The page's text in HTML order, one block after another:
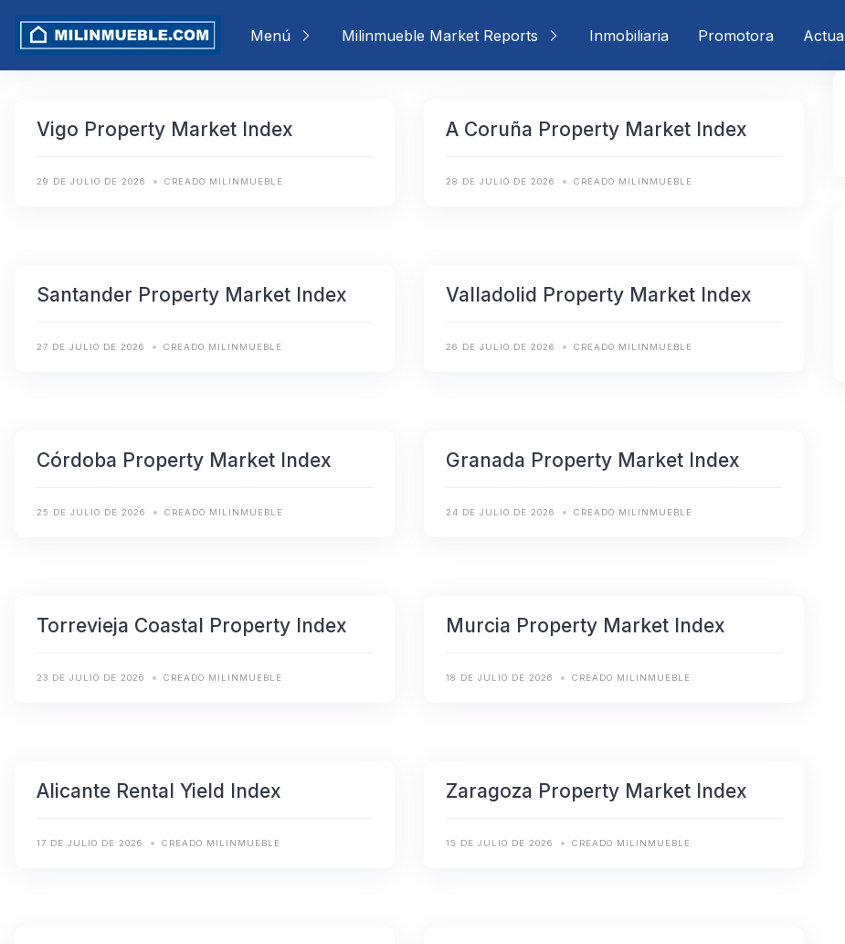
content
Menú Milinmueble Market Reports Inmobiliaria Promotora
Vigo Property Market Index
29 DE JULIO DE 2026 CREADO MILINMUEBLE
A Coruña Property Market Index
28 DE JULIO DE 2026 CREADO MILINMUEBLE
Santander Property Market Index
27 DE JULIO DE 2026 CREADO MILINMUEBLE
Valladolid Property Market Index
26 DE JULIO DE 2026 CREADO MILINMUEBLE
Córdoba Property Market Index
25 DE JULIO DE 2026 CREADO MILINMUEBLE
Granada Property Market Index
24 DE JULIO DE 2026 CREADO MILINMUEBLE
Torrevieja Coastal Property Index
23 DE JULIO DE 2026 CREADO MILINMUEBLE
Murcia Property Market Index
18 DE JULIO DE 2026 CREADO MILINMUEBLE
Alicante Rental Yield Index
17 DE JULIO DE 2026 CREADO MILINMUEBLE
Zaragoza Property Market Index
15 DE JULIO DE 2026 CREADO MILINMUEBLE